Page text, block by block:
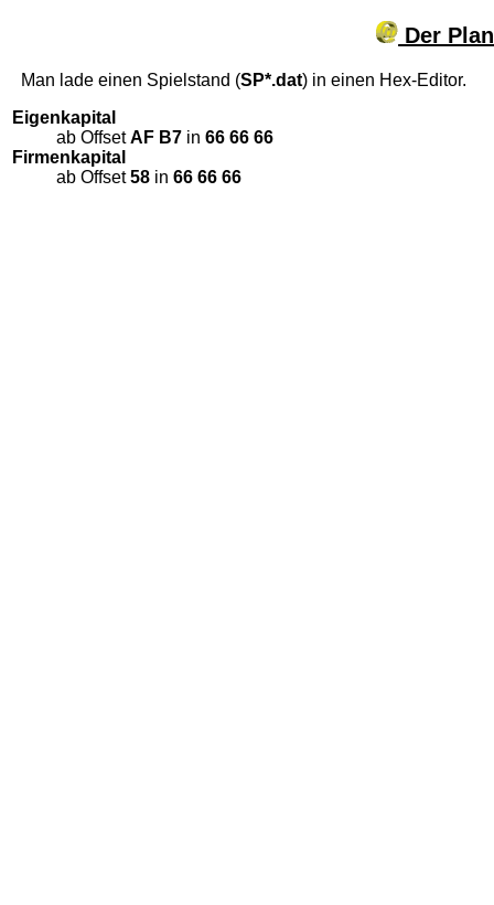
Der
Man lade einen Spielstand (SP*.dat) in einen Hex-Editor.
Eigenkapital
ab OffsetAF B7 in66 66 66
Firmenkapital
ab Offset58 in66 66 66